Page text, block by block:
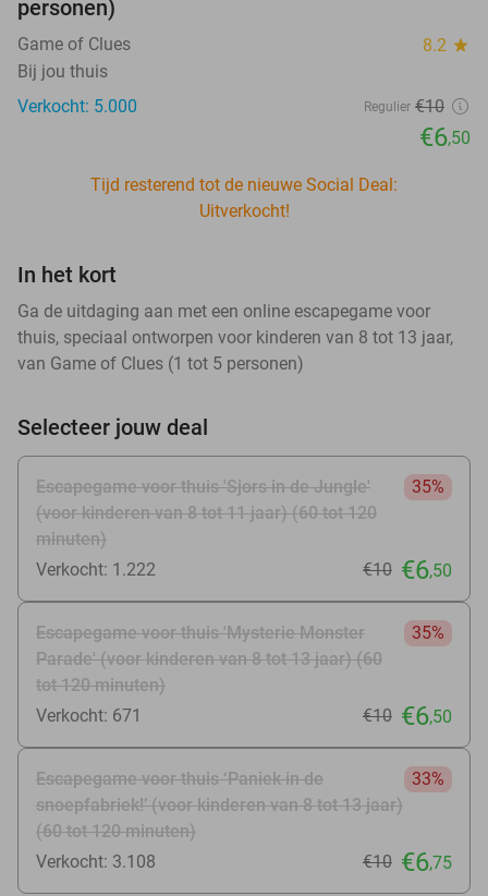
personen)
Game of Clues 8.2 star
Bij jou thuis
Verkocht: 5.000
Regulier €10
€6,50
Tijd resterend tot de nieuwe Social Deal:
Uitverkocht!
In het kort
Ga de uitdaging aan met een online escapegame voor
thuis, speciaal ontworpen voor kinderen van 8 tot 13 jaar,
van Game of Clues (1 tot 5 personen)
Selecteer jouw deal
Escapegame voor thuis 'Sjors in de Jungle'
(voor kinderen van 8 tot 11 jaar) (60 tot 120
minuten)
35%
Verkocht: 1.222 €10 €6,50
Escapegame voor thuis 'Mysterie Monster
Parade' (voor kinderen van 8 tot 13 jaar) (60
tot 120 minuten)
35%
Verkocht: 671 €10 €6,50
Escapegame voor thuis ‘Paniek in de
snoepfabriek!’ (voor kinderen van 8 tot 13 jaar)
(60 tot 120 minuten)
33%
Verkocht: 3.108 €10 €6,75